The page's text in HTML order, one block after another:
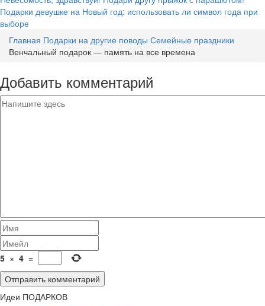
Подарки девушке на Новый год: использовать ли символ года при
выборе
Главная Подарки на другие поводы Семейные праздники
Венчальный подарок — память на все времена
Добавить комментарий
5 × 4 =
Идеи ПОДАРКОВ